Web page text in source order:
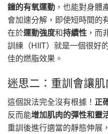
鐘的有氧運動 ，也能對身體
會加速分解，即使短時間的
在於運動強度和持續性 ，而
訓練（HIIT）就是一個很好
佳的燃脂效果。
迷思二：重訓會讓
這個說法完全沒有根據！ 正
反而能增加肌肉的彈性和靈
重訓後進行適當的靜態伸展